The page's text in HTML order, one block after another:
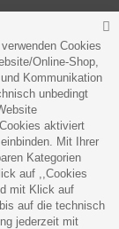
Cookies
Online-Shop,
Kommunikation
unbedingt
aktiviert
Mit Ihrer
Kategorien
auf ,,Cookies
mit Klick auf
auf die technisch
jederzeit mit